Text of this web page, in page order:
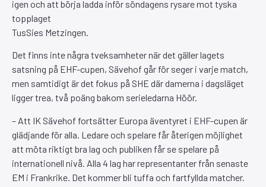
igen och att börja ladda inför söndagens rysare mot tyska
topplaget
TusSies Metzingen.
Det finns inte några tveksamheter när det gäller lagets
satsning på EHF-cupen, Sävehof går för seger i varje match,
men samtidigt är det fokus på SHE där damerna i dagsläget
ligger trea, två poäng bakom serieledarna Höör.
– Att IK Sävehof fortsätter Europa äventyret i EHF-cupen är
glädjande för alla. Ledare och spelare får återigen möjlighet
att möta riktigt bra lag och publiken får se spelare på
internationell nivå. Alla 4 lag har representanter från senaste
EM i Frankrike. Det kommer bli tuffa och fartfyllda matcher.